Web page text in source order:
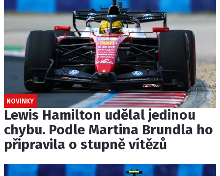
NOVINKY
Lewis Hamilton udělal jedinou
chybu. Podle Martina Brundla ho
připravila o stupně vítězů